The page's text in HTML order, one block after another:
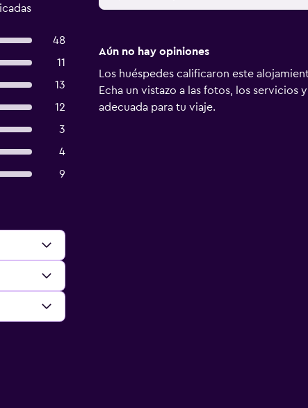
48
11
13
12
3
4
9
Aún no hay opiniones
Los huéspedes calificaron este
Echa un vistazo a las fotos, los servicios
adecuada para tu viaje.